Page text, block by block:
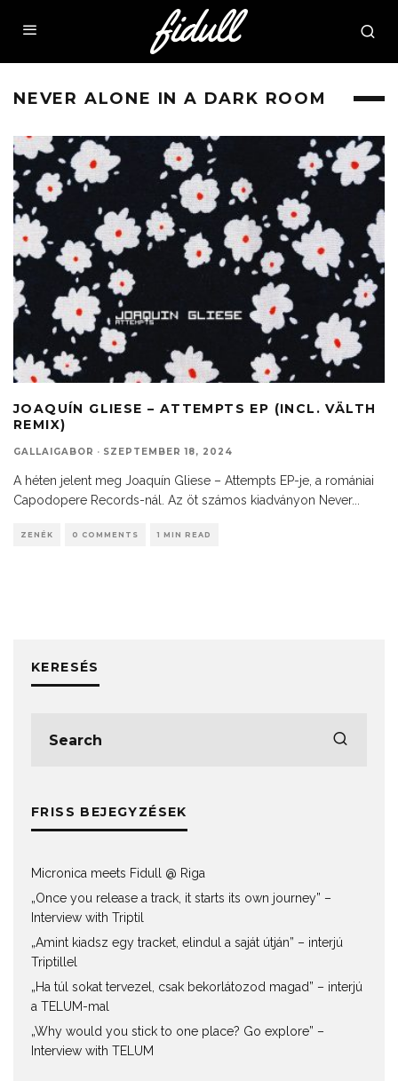
NEVER ALONE IN A DARK ROOM
JOAQUÍN GLIESE – ATTEMPTS EP (INCL. VÄLTH
REMIX)
GALLAIGABOR · SZEPTEMBER 18, 2024
A héten jelent meg Joaquín Gliese – Attempts EP-je, a romániai
Capodopere Records-nál. Az öt számos kiadványon Never...
ZENÉK 0 COMMENTS 1 MIN READ
KERESÉS
FRISS BEJEGYZÉSEK
Micronica meets Fidull @ Riga
„Once you release a track, it starts its own journey” –
Interview with Triptil
„Amint kiadsz egy tracket, elindul a saját útján” – interjú
Triptillel
„Ha túl sokat tervezel, csak bekorlátozod magad” – interjú
a TELUM-mal
„Why would you stick to one place? Go explore” –
Interview with TELUM